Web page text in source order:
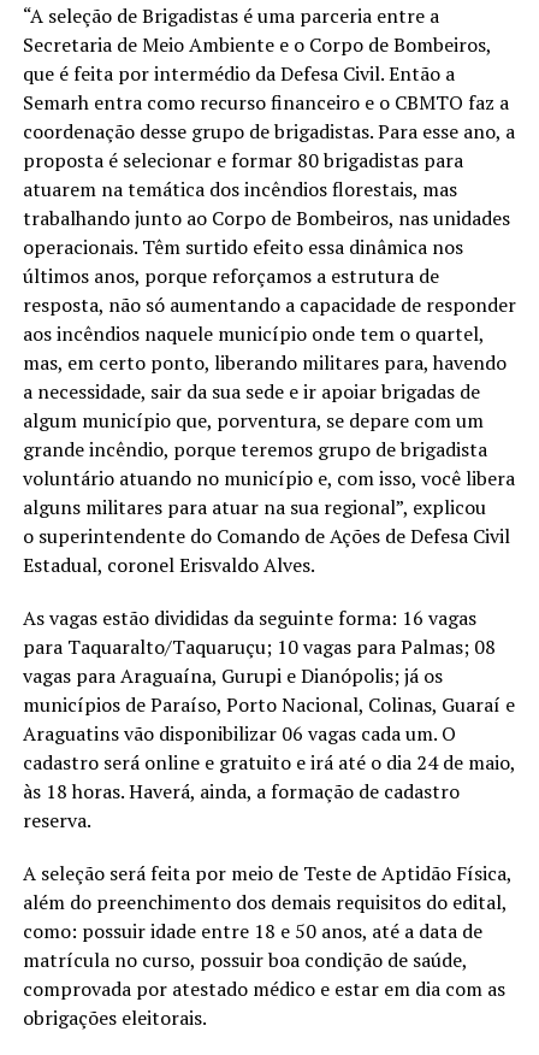
“A seleção de Brigadistas é uma parceria entre a
Secretaria de Meio Ambiente e o Corpo de Bombeiros,
que é feita por intermédio da Defesa Civil. Então a
Semarh entra como recurso financeiro e o CBMTO faz a
coordenação desse grupo de brigadistas. Para esse ano, a
proposta é selecionar e formar 80 brigadistas para
atuarem na temática dos incêndios florestais, mas
trabalhando junto ao Corpo de Bombeiros, nas unidades
operacionais. Têm surtido efeito essa dinâmica nos
últimos anos, porque reforçamos a estrutura de
resposta, não só aumentando a capacidade de responder
aos incêndios naquele município onde tem o quartel,
mas, em certo ponto, liberando militares para, havendo
a necessidade, sair da sua sede e ir apoiar brigadas de
algum município que, porventura, se depare com um
grande incêndio, porque teremos grupo de brigadista
voluntário atuando no município e, com isso, você libera
alguns militares para atuar na sua regional”, explicou
o superintendente do Comando de Ações de Defesa Civil
Estadual, coronel Erisvaldo Alves.
As vagas estão divididas da seguinte forma: 16 vagas
para Taquaralto/Taquaruçu; 10 vagas para Palmas; 08
vagas para Araguaína, Gurupi e Dianópolis; já os
municípios de Paraíso, Porto Nacional, Colinas, Guaraí e
Araguatins vão disponibilizar 06 vagas cada um. O
cadastro será online e gratuito e irá até o dia 24 de maio,
às 18 horas. Haverá, ainda, a formação de cadastro
reserva.
A seleção será feita por meio de Teste de Aptidão Física,
além do preenchimento dos demais requisitos do edital,
como: possuir idade entre 18 e 50 anos, até a data de
matrícula no curso, possuir boa condição de saúde,
comprovada por atestado médico e estar em dia com as
obrigações eleitorais.